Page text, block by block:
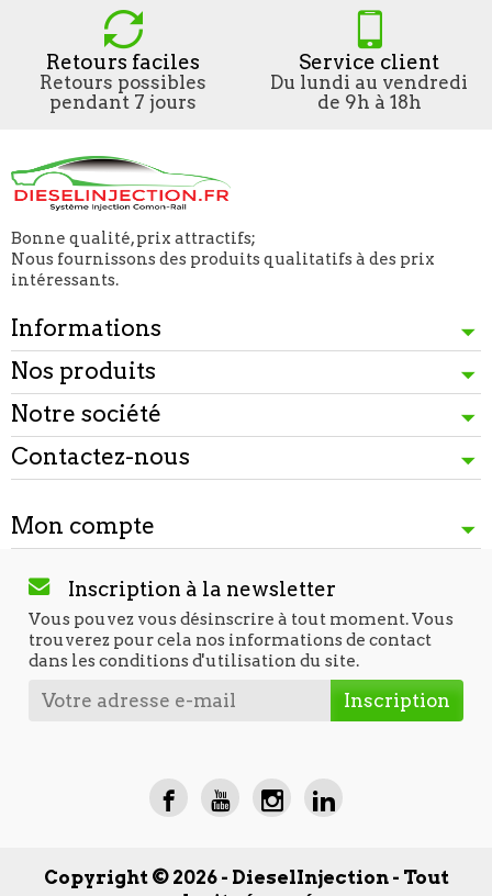
Retours faciles
Retours possibles
pendant 7 jours
Service client
Du lundi au vendredi
de 9h à 18h
Bonne qualité, prix attractifs;
Nous fournissons des produits qualitatifs à des prix
intéressants.
Informations
Nos produits
Notre société
Contactez-nous
Mon compte
Inscription à la newsletter
Vous pouvez vous désinscrire à tout moment. Vous
trouverez pour cela nos informations de contact
dans les conditions d'utilisation du site.
Copyright © 2026 - DieselInjection - Tout